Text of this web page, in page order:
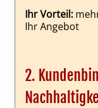
Ihr Vorteil:
Ihr Angebot
2.